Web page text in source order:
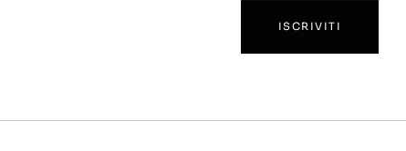
ISCRIVITI